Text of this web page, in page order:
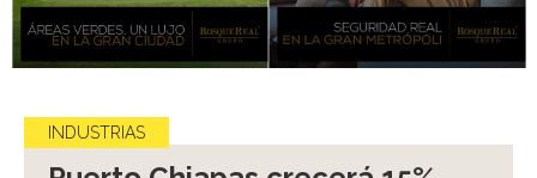
INDUSTRIAS